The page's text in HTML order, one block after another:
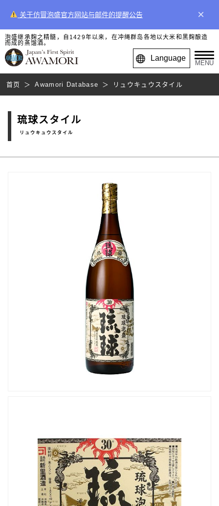
关于仿冒泡盛官方网站与邮件的提醒公告 ×
泡盛继承麹之精髓，自1429年以来，在冲绳群岛各地以大米和黑麹酿造
而成的蒸馏酒。
Language
MENU
首页 Awamori Database リュウキュウスタイル
琉球スタイル
リュウキュウスタイル